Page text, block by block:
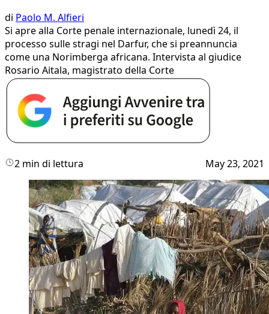
di Paolo M. Alfieri
Si apre alla Corte penale internazionale, lunedì 24, il
processo sulle stragi nel Darfur, che si preannuncia
come una Norimberga africana. Intervista al giudice
Rosario Aitala, magistrato della Corte
2 min di lettura May 23, 2021